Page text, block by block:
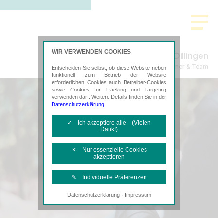
Dillingen
Steuerberatung Mayer, Wagner & Team
WIR VERWENDEN COOKIES
Entscheiden Sie selbst, ob diese Website neben
funktionell zum Betrieb der Website
erforderlichen Cookies auch Betreiber-Cookies
sowie Cookies für Tracking und Targeting
verwenden darf. Weitere Details finden Sie in der
Datenschutzerklärung
✓ Ich akzeptiere alle (Vielen
Dank!)
✕ Nur essenzielle Cookies
akzeptieren
✎ Individuelle Präferenzen
Notwendige Cookies
Diese Cookies sind erforderlich, um die
Datenschutzerklärung· Impressum